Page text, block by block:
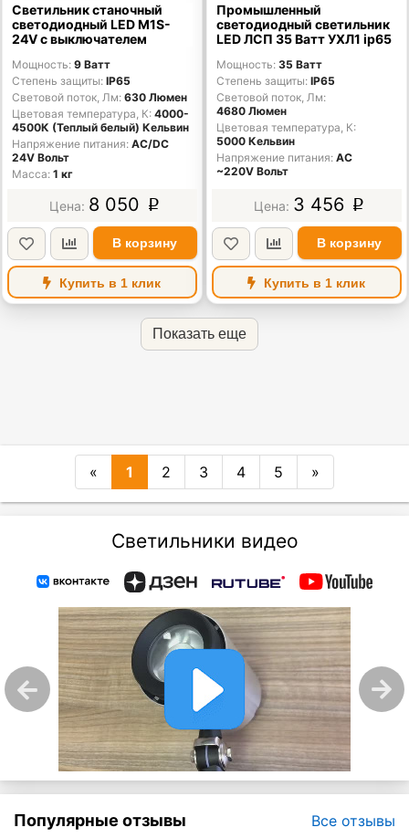
Светильник станочный
светодиодный LED M1S-
24V с выключателем
Мощность 9 Ватт
Степень защиты IP65
Световой поток, Лм 630 Люмен
Цветовая температура, К 4000-
4500К (Теплый белый) Кельвин
Напряжение питания AC/DС
24V Вольт
Масса 1 кг
8 050 p
В корзину
Купить в 1 клик
Промышленный
светодиодный светильник
LED ЛСП 35 Ватт УХЛ1 ip65
Мощность 35 Ватт
Степень защиты IP65
Световой поток, Лм
4680 Люмен
Цветовая температура, К
5000 Кельвин
Напряжение питания AC
~220V Вольт
3 456 p
В корзину
Купить в 1 клик
Показать еще
« 1 2 3 4 5 »
Светильники видео
Популярные отзывы Все отзывы